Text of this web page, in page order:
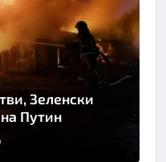
Зеленски
Путин